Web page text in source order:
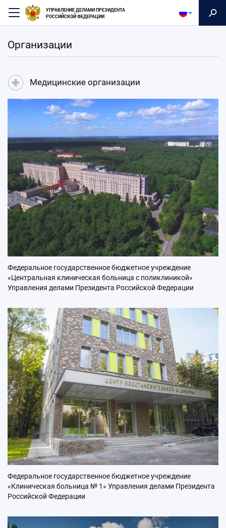
Перейти
основному
УПРАВЛЕНИЕ ДЕЛАМИ ПРЕЗИДЕНТА
РОССИЙСКОЙ ФЕДЕРАЦИИ
Организации
Медицинские организации
Федеральное государственное бюджетное учреждение
«Центральная клиническая больница с поликлиникой»
Управления делами Президента Российской Федерации
Федеральное государственное бюджетное учреждение
«Клиническая больница № 1» Управления делами Президента
Российской Федерации